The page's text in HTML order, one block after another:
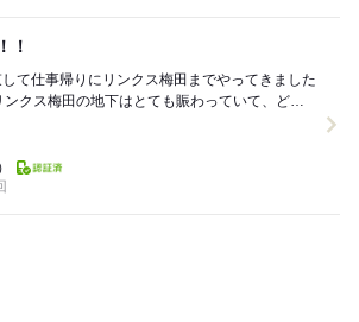
！
て仕事帰りにリンクス梅田までやってきました